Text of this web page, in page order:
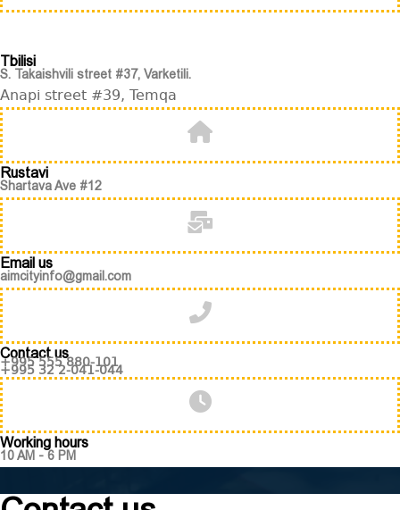
Tbilisi
S. Takaishvili street #37, Varketili.
Anapi street #39, Temqa
Rustavi
Shartava Ave #12
Email us
aimcityinfo@gmail.com
Contact us
+995 555 880-101
+995 32 2-041-044
Working hours
10 AM - 6 PM